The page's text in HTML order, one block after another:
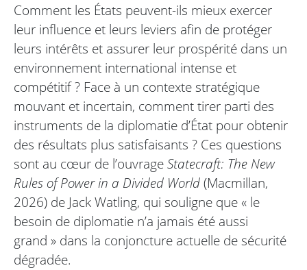
Comment les États peuvent-ils mieux exercer
leur influence et leurs leviers afin de protéger
leurs intérêts et assurer leur prospérité dans un
environnement international intense et
compétitif ? Face à un contexte stratégique
mouvant et incertain, comment tirer parti des
instruments de la diplomatie d’État pour obtenir
des résultats plus satisfaisants ? Ces questions
sont au cœur de l’ouvrageStatecraft: The New
Rules of Power in a Divided World(Macmillan,
2026) de Jack Watling, qui souligne que « le
besoin de diplomatie n’a jamais été aussi
grand » dans la conjoncture actuelle de sécurité
dégradée.